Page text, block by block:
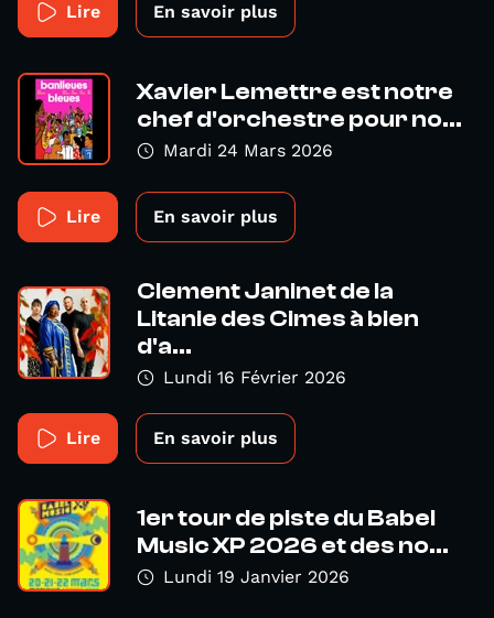
Lire En savoir plus
Xavier Lemettre est notre
chef d'orchestre pour no...
Mardi 24 Mars 2026
Lire En savoir plus
Clement Janinet de la
Litanie des Cimes à bien
d'a...
Lundi 16 Février 2026
Lire En savoir plus
1er tour de piste du Babel
Music XP 2026 et des no...
Lundi 19 Janvier 2026